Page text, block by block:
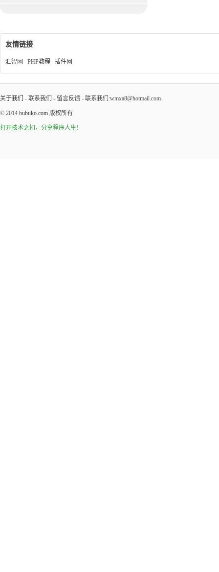
友情链接
汇智网 PHP教程 插件网
关于我们 - 联系我们 - 留言反馈 - 联系我们:wmxa8@hotmail.com
© 2014 bubuko.com 版权所有
打开技术之扣，分享程序人生！